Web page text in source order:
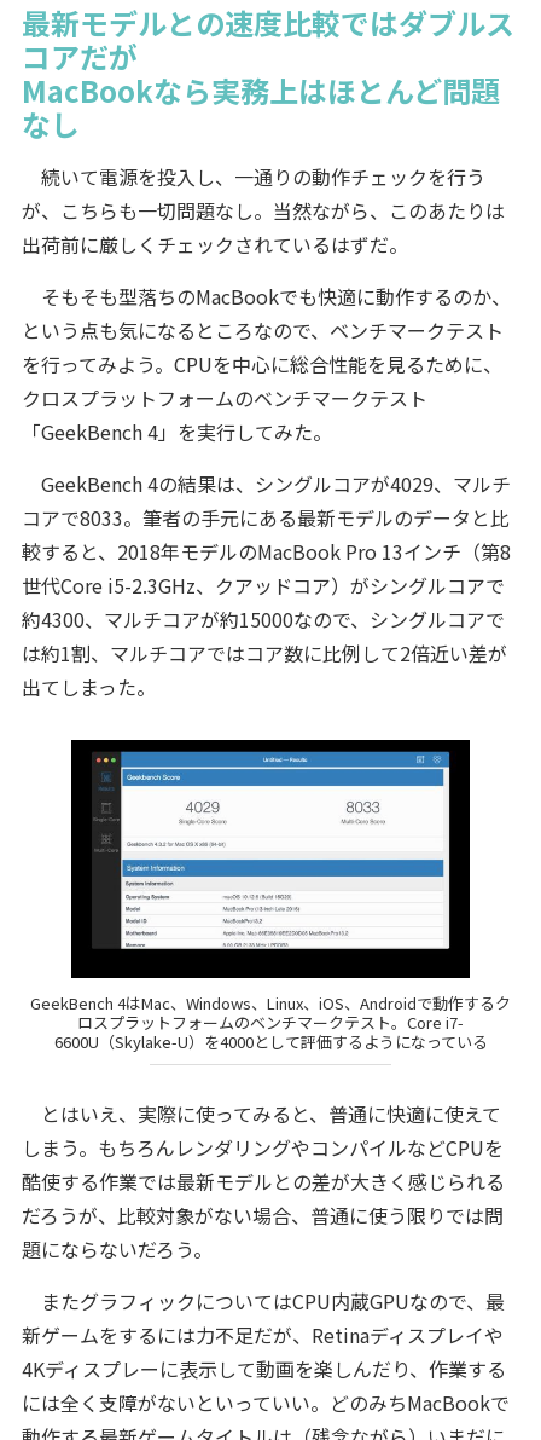
最新モデルとの速度比較ではダブルス
コアだが
MacBookなら実務上はほとんど問題
なし
続いて電源を投入し、一通りの動作チェックを行う
が、こちらも一切問題なし。当然ながら、このあたりは
出荷前に厳しくチェックされているはずだ。
そもそも型落ちのMacBookでも快適に動作するのか、
という点も気になるところなので、ベンチマークテスト
を行ってみよう。CPUを中心に総合性能を見るために、
クロスプラットフォームのベンチマークテスト
「GeekBench 4」を実行してみた。
GeekBench 4の結果は、シングルコアが4029、マルチ
コアで8033。筆者の手元にある最新モデルのデータと比
較すると、2018年モデルのMacBook Pro 13インチ（第8
世代Core i5-2.3GHz、クアッドコア）がシングルコアで
約4300、マルチコアが約15000なので、シングルコアで
は約1割、マルチコアではコア数に比例して2倍近い差が
出てしまった。
GeekBench 4はMac、Windows、Linux、iOS、Androidで動作するク
ロスプラットフォームのベンチマークテスト。Core i7-
6600U（Skylake-U）を4000として評価するようになっている
とはいえ、実際に使ってみると、普通に快適に使えて
しまう。もちろんレンダリングやコンパイルなどCPUを
酷使する作業では最新モデルとの差が大きく感じられる
だろうが、比較対象がない場合、普通に使う限りでは問
題にならないだろう。
またグラフィックについてはCPU内蔵GPUなので、最
新ゲームをするには力不足だが、Retinaディスプレイや
4Kディスプレーに表示して動画を楽しんだり、作業する
には全く支障がないといっていい。どのみちMacBookで